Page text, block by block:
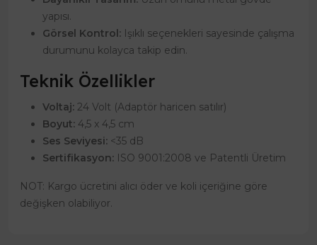
yapısı.
Görsel Kontrol: Işıklı seçenekleri sayesinde çalışma
durumunu kolayca takip edin.
Teknik Özellikler
Voltaj: 24 Volt (Adaptör haricen satılır)
Boyut: 4,5 x 4,5 cm
Ses Seviyesi: <35 dB
Sertifikasyon: ISO 9001:2008 ve Patentli Üretim
NOT: Kargo ücretini alıcı öder ve koli içeriğine göre
değişken olabiliyor.